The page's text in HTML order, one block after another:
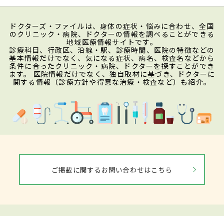
ドクターズ・ファイルは、身体の症状・悩みに合わせ、全国
のクリニック・病院、ドクターの情報を調べることができる
地域医療情報サイトです。
診療科目、行政区、沿線・駅、診療時間、医院の特徴などの
基本情報だけでなく、気になる症状、病名、検査名などから
条件に合ったクリニック・病院、ドクターを探すことができ
ます。 医院情報だけでなく、独自取材に基づき、ドクターに
関する情報（診療方針や得意な治療・検査など）も紹介。
ご掲載に関するお問い合わせはこちら